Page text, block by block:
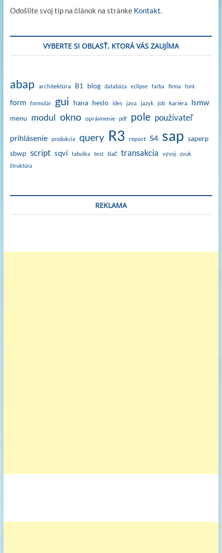
Odošlite svoj tip na článok na stránke Kontakt.
VYBERTE SI OBLASŤ, KTORÁ VÁS ZAUJÍMA
abap architektúra B1 blog databáza eclipse farba firma font
form formulár gui hana heslo ides java jazyk job kariéra lsmw
menu modul okno oprávnenie pdf pole používateľ
prihlásenie produkcia query R3 report S4 sap saperp
sbwp script sqvi tabulka test tlač transakcia vývoj
zvuk
štruktúra
REKLAMA